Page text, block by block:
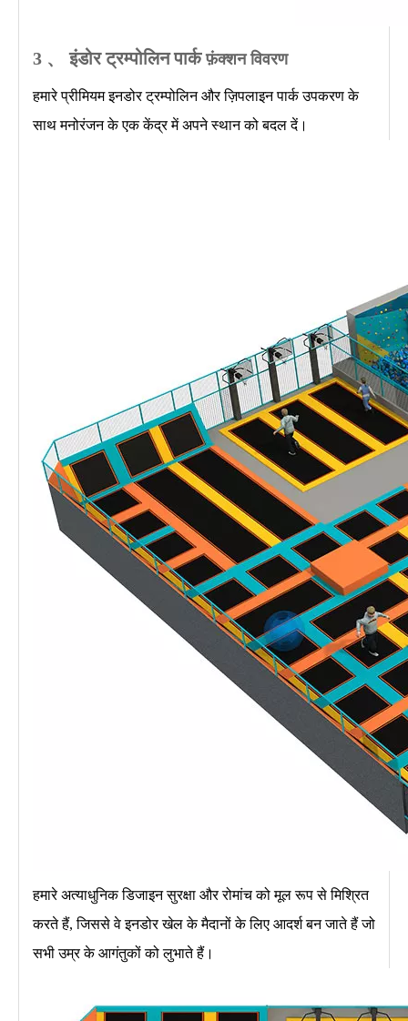
3 、इंडोर ट्रम्पोलिन पार्कफ़ंक्शन विवरण
हमारे प्रीमियम इनडोर ट्रम्पोलिन और ज़िपलाइन पार्क उपकरण के
साथ मनोरंजन के एक केंद्र में अपने स्थान को बदल दें।
हमारे अत्याधुनिक डिजाइन सुरक्षा और रोमांच को मूल रूप से मिश्रित
करते हैं, जिससे वे इनडोर खेल के मैदानों के लिए आदर्श बन जाते हैं जो
सभी उम्र के आगंतुकों को लुभाते हैं।